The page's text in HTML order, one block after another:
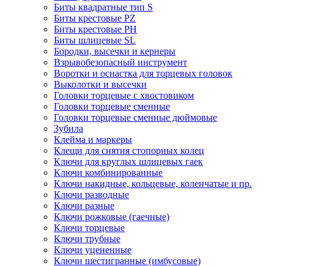
Биты квадратные тип S
Биты крестовые РZ
Биты крестовые РН
Биты шлицевые SL
Бородки, высечки и кернеры
Взрывобезопасный инструмент
Воротки и оснаcтка для торцевых головок
Выколотки и высечки
Головки торцевые с хвостовиком
Головки торцевые сменные
Головки торцевые сменные дюймовые
Зубила
Клейма и маркеры
Клещи для снятия стопорных колец
Ключи для круглых шлицевых гаек
Ключи комбинированные
Ключи накидные, кольцевые, коленчатые и пр.
Ключи разводные
Ключи разные
Ключи рожковые (гаечные)
Ключи торцевые
Ключи трубные
Ключи уцененные
Ключи шестигранные (имбусовые)